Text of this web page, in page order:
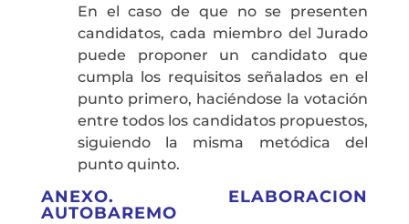
En el caso de que no se presenten
candidatos, cada miembro del Jurado
puede proponer un candidato que
cumpla los requisitos señalados en el
punto primero, haciéndose la votación
entre todos los candidatos propuestos,
siguiendo la misma metódica del
punto quinto.
ANEXO. ELABORACION
AUTOBAREMO